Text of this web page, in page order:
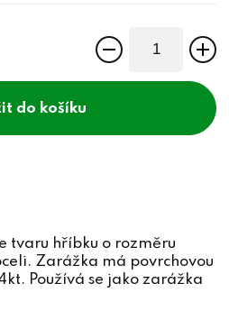
do košíku
tvaru hříbku o rozměru
Zarážka má povrchovou
Používá se jako zarážka